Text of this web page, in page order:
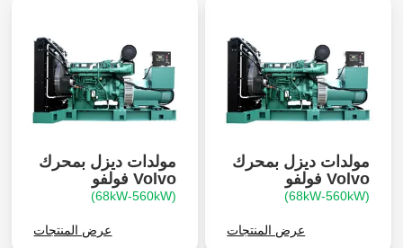
مولدات ديزل بمحرك
Volvo فولفو
(68kW-560kW)
عرض المنتجات
مولدات ديزل بمحرك
Volvo فولفو
(68kW-560kW)
عرض المنتجات